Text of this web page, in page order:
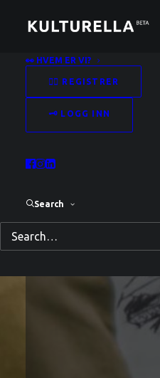
👀 HVEM ER VI?
✍🏻 REGISTRER
🗝️ LOGG INN
Search
Logg inn